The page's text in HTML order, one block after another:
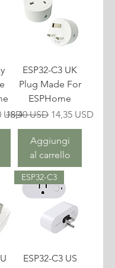
scontato
USD
ESP32-C3 UK
Plug Made For
ESPHome
Prezzo regolare
18,40 USD Prezzo scontato
14,35 USD
Aggiungi
al carrello
ESP32-C3
ESP32-C3 US